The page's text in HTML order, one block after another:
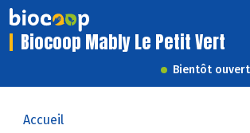
Biocoop Mably Le Petit Vert
Bientôt
Accueil